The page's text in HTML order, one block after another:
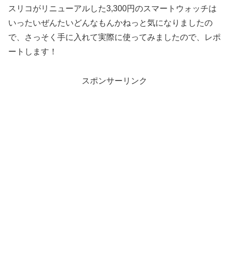
スリコがリニューアルした3,300円のスマートウォッチは
いったいぜんたいどんなもんかねっと気になりましたの
で、さっそく手に入れて実際に使ってみましたので、レポ
ートします！
スポンサーリンク